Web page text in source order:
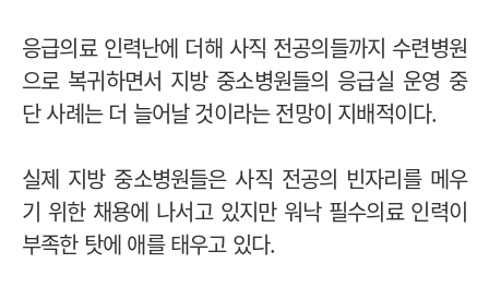
응급의료 인력난에 더해 사직 전공의들까지 수련병원
으로 복귀하면서 지방 중소병원들의 응급실 운영 중
단 사례는 더 늘어날 것이라는 전망이 지배적이다.
실제 지방 중소병원들은 사직 전공의 빈자리를 메우
기 위한 채용에 나서고 있지만 워낙 필수의료 인력이
부족한 탓에 애를 태우고 있다.